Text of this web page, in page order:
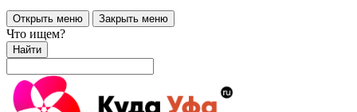
Открыть меню Закрыть меню
Что ищем?
Найти